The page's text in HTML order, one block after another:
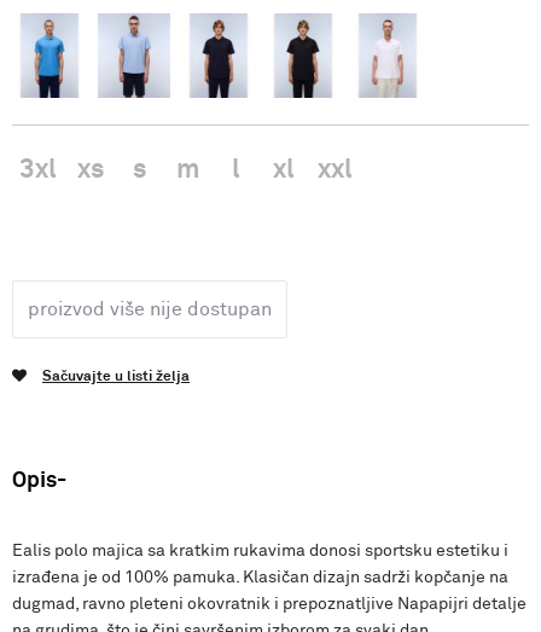
3xl xs s m l xl xxl
proizvod više nije dostupan
Sačuvajte u listi želja
Opis
Ealis polo majica sa kratkim rukavima donosi sportsku estetiku i
izrađena je od 100% pamuka. Klasičan dizajn sadrži kopčanje na
dugmad, ravno pleteni okovratnik i prepoznatljive Napapijri detalje